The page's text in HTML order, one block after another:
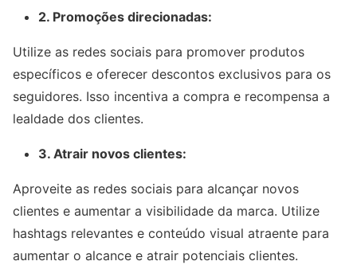
2. Promoções direcionadas:
Utilize as redes sociais para promover produtos
específicos e oferecer descontos exclusivos para os
seguidores. Isso incentiva a compra e recompensa a
lealdade dos clientes.
3. Atrair novos clientes:
Aproveite as redes sociais para alcançar novos
clientes e aumentar a visibilidade da marca. Utilize
hashtags relevantes e conteúdo visual atraente para
aumentar o alcance e atrair potenciais clientes.